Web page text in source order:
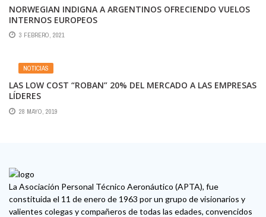
NORWEGIAN INDIGNA A ARGENTINOS OFRECIENDO VUELOS
INTERNOS EUROPEOS
3 FEBRERO, 2021
NOTICIAS
LAS LOW COST “ROBAN” 20% DEL MERCADO A LAS EMPRESAS
LÍDERES
28 MAYO, 2019
La Asociación Personal Técnico Aeronáutico (APTA), fue
constituida el 11 de enero de 1963 por un grupo de visionarios y
valientes colegas y compañeros de todas las edades, convencidos